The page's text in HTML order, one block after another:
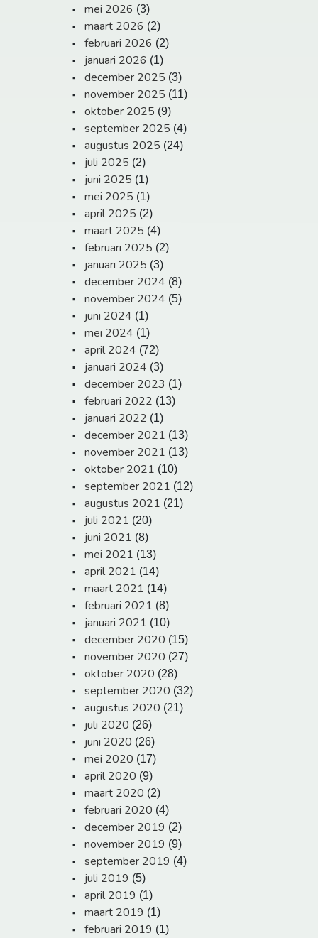
mei 2026 (3)
maart 2026 (2)
februari 2026 (2)
januari 2026 (1)
december 2025 (3)
november 2025 (11)
oktober 2025 (9)
september 2025 (4)
augustus 2025 (24)
juli 2025 (2)
juni 2025 (1)
mei 2025 (1)
april 2025 (2)
maart 2025 (4)
februari 2025 (2)
januari 2025 (3)
december 2024 (8)
november 2024 (5)
juni 2024 (1)
mei 2024 (1)
april 2024 (72)
januari 2024 (3)
december 2023 (1)
februari 2022 (13)
januari 2022 (1)
december 2021 (13)
november 2021 (13)
oktober 2021 (10)
september 2021 (12)
augustus 2021 (21)
juli 2021 (20)
juni 2021 (8)
mei 2021 (13)
april 2021 (14)
maart 2021 (14)
februari 2021 (8)
januari 2021 (10)
december 2020 (15)
november 2020 (27)
oktober 2020 (28)
september 2020 (32)
augustus 2020 (21)
juli 2020 (26)
juni 2020 (26)
mei 2020 (17)
april 2020 (9)
maart 2020 (2)
februari 2020 (4)
december 2019 (2)
november 2019 (9)
september 2019 (4)
juli 2019 (5)
april 2019 (1)
maart 2019 (1)
februari 2019 (1)